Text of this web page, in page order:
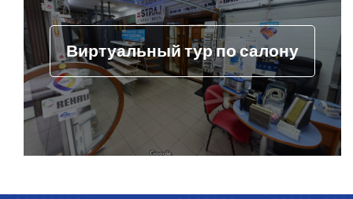
Виртуальный тур по салону